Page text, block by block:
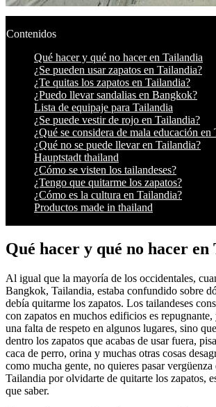
Contenidos
Qué hacer y qué no hacer en Tailandia
¿Se pueden usar zapatos en Tailandia?
¿Te quitas los zapatos en Tailandia?
¿Puedo llevar sandalias en Bangkok?
Lista de equipaje para Tailandia
¿Se puede vestir de rojo en Tailandia?
¿Qué se considera de mala educación en
¿Qué no se puede llevar en Tailandia?
Hauptstadt thailand
¿Cómo se visten los tailandeses?
¿Tengo que quitarme los zapatos?
¿Cómo es la cultura en Tailandia?
Productos made in thailand
Qué hacer y qué no hacer en
Al igual que la mayoría de los occidentales,
Bangkok, Tailandia, estaba confundido sobre
debía quitarme los zapatos. Los tailandeses
con zapatos en muchos edificios es
una falta de respeto en algunos lugares, sino
dentro los zapatos que acabas de usar fuera,
caca de perro, orina y muchas otras cosas
como mucha gente, no quieres pasar vergüenza
Tailandia por olvidarte de quitarte los zapatos,
que saber.